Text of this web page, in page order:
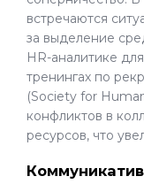
встречаются
за выделение
HR-аналитике
тренингах по
(Society for
конфликтов в
ресурсов, что